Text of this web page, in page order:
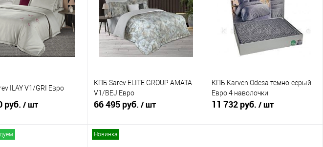
ILAY V1/GRI Евро
руб. / шт
КПБ Sarev ELITE GROUP AMATA
V1/BEJ Евро
66 495 руб. / шт
КПБ Karven Odesa темно-серый
Евро 4 наволочки
11 732 руб. / шт
Новинка